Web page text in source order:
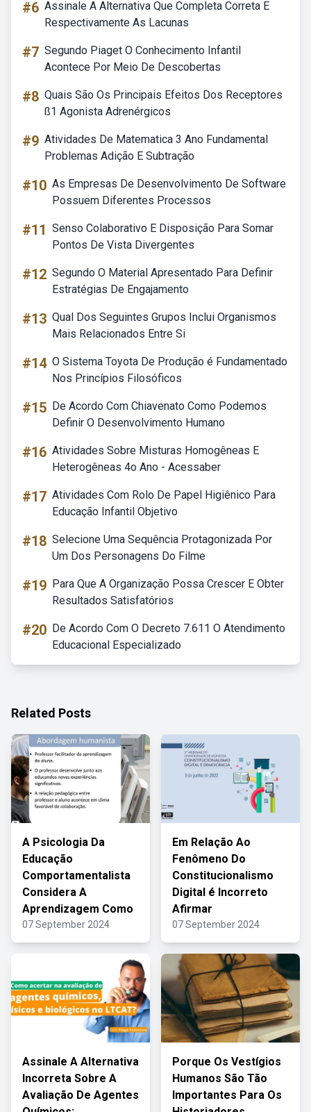
#6 Assinale A Alternativa Que Completa Correta E
Respectivamente As Lacunas
#7 Segundo Piaget O Conhecimento Infantil
Acontece Por Meio De Descobertas
#8 Quais São Os Principais Efeitos Dos Receptores
ß1 Agonista Adrenérgicos
#9 Atividades De Matematica 3 Ano Fundamental
Problemas Adição E Subtração
#10 As Empresas De Desenvolvimento De Software
Possuem Diferentes Processos
#11 Senso Colaborativo E Disposição Para Somar
Pontos De Vista Divergentes
#12 Segundo O Material Apresentado Para Definir
Estratégias De Engajamento
#13 Qual Dos Seguintes Grupos Inclui Organismos
Mais Relacionados Entre Si
#14 O Sistema Toyota De Produção é Fundamentado
Nos Princípios Filosóficos
#15 De Acordo Com Chiavenato Como Podemos
Definir O Desenvolvimento Humano
#16 Atividades Sobre Misturas Homogêneas E
Heterogêneas 4o Ano - Acessaber
#17 Atividades Com Rolo De Papel Higiênico Para
Educação Infantil Objetivo
#18 Selecione Uma Sequência Protagonizada Por
Um Dos Personagens Do Filme
#19 Para Que A Organização Possa Crescer E Obter
Resultados Satisfatórios
#20 De Acordo Com O Decreto 7.611 O Atendimento
Educacional Especializado
Related Posts
A Psicologia Da
Educação
Comportamentalista
Considera A
Aprendizagem Como
07 September 2024
Em Relação Ao
Fenômeno Do
Constitucionalismo
Digital é Incorreto
Afirmar
07 September 2024
Assinale A Alternativa
Incorreta Sobre A
Avaliação De Agentes
Porque Os Vestígios
Humanos São Tão
Importantes Para Os